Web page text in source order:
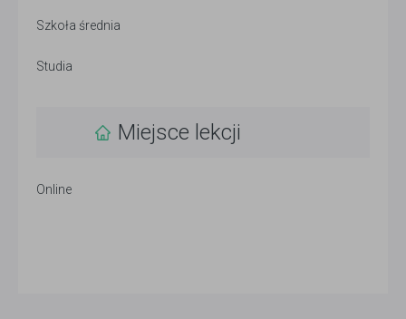
Szkoła średnia
Studia
Miejsce lekcji
Online